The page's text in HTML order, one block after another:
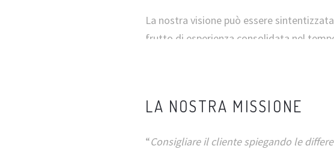
La nostra visione può essere
frutto di esperienza consolidata nel
LA NOSTRA MISSIONE
“Consigliare il cliente spiegando le